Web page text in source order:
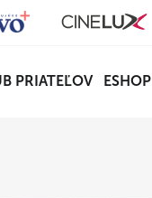
PRIATEĽOV ESHOP